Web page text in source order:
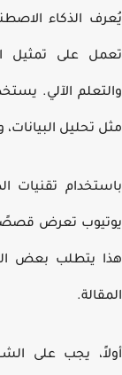
الذكاء
على تمثيل
الآلي.
تحليل البيانات،
تقنيات
تعرض قصصًا
يتطلب بعض
يجب على